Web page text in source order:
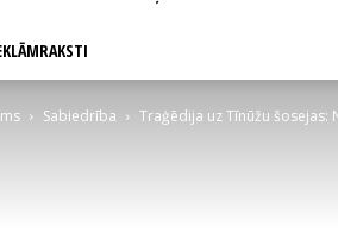
Sabiedrība Traģēdija uz Tīnūžu šosejas: